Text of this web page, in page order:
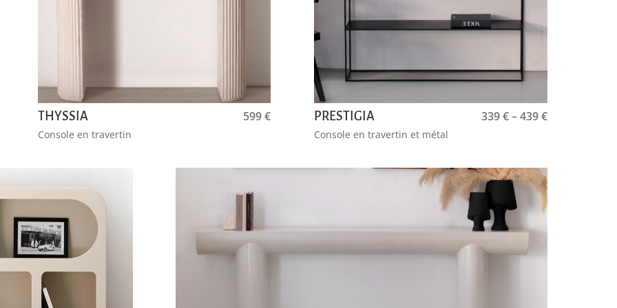
THYSSIA 599€
Console en travertin
PRESTIGIA 339€–439€
Console en travertin et métal